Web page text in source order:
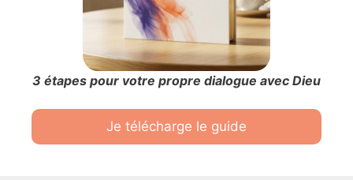
3 étapes pour votre propre dialogue avec Dieu
Je télécharge le guide